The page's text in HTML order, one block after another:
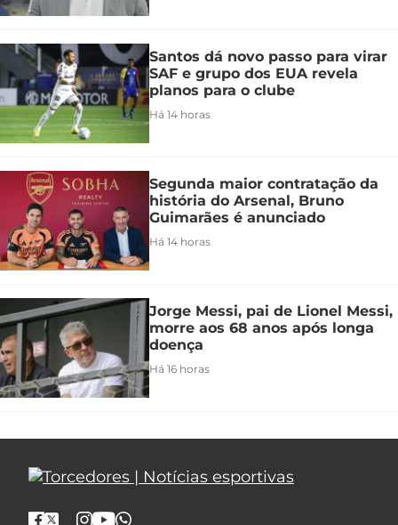
Santos dá novo passo para virar
SAF e grupo dos EUA revela
planos para o clube
Há 14 horas
Segunda maior contratação da
história do Arsenal, Bruno
Guimarães é anunciado
Há 14 horas
Jorge Messi, pai de Lionel Messi,
morre aos 68 anos após longa
doença
Há 16 horas